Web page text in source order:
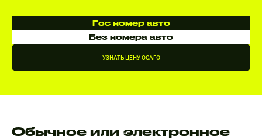
Гос номер авто
Без номера авто
УЗНАТЬ ЦЕНУ ОСАГО
Обычное или электронное